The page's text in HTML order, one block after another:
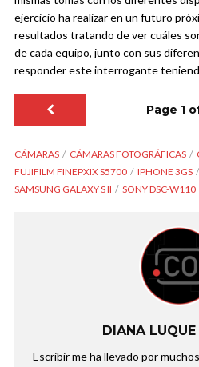
ejercicio ha realizar en un futuro
resultados tratando de ver cuáles
de cada equipo, junto con sus
responder este interrogante
Page 1
CÁMARAS CÁMARAS FOTOGRÁFICAS
FUJIFILM FINEPXIX S5700
IPHONE 3GS
SAMSUNG GALAXY S II
SONY DSC-W110
DIANA
Escribir me ha llevado por